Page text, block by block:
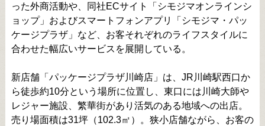
った外商活動や、同社ECサイト「シモジマオンラインシ
ョップ」およびスマートフォンアプリ「シモジマ・パッ
ケージプラザ」など、お客それぞれのライフスタイルに
合わせた幅広いサービスを展開している。
新店舗「パッケージプラザ川崎店」は、JR川崎駅西口か
ら徒歩約10分という場所に位置し、東口には川崎大師や
レジャー施設、繁華街があり活気のある地域への出店。
売り場面積は31坪（102.3㎡）。狭小店舗ながら、お客の